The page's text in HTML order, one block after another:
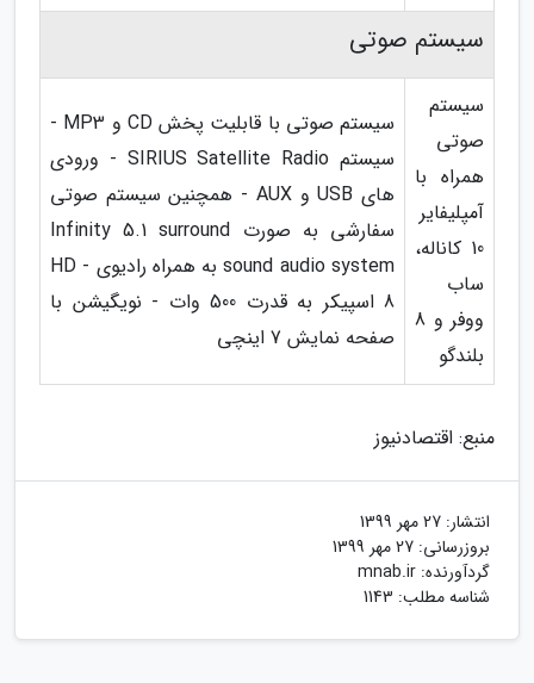
سیستم صوتی
سیستم
صوتی
همراه با
آمپلیفایر
10 کاناله،
ساب
ووفر و 8
بلندگو
سیستم صوتی با قابلیت پخش CD و MP3 -
سیستم SIRIUS Satellite Radio - ورودی
های USB و AUX - همچنین سیستم صوتی
سفارشی به صورت Infinity 5.1 surround
sound audio system به همراه رادیوی HD -
8 اسپیکر به قدرت 500 وات - نویگیشن با
صفحه نمایش 7 اینچی
منبع: اقتصادنیوز
انتشار: 27 مهر 1399
بروزرسانی: 27 مهر 1399
گردآورنده: mnab.ir
شناسه مطلب: 1143